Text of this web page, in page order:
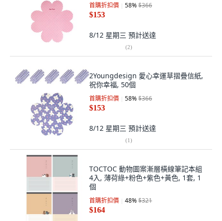
首購折扣價 58%$366
$153
8/12 星期三 預計送達
(2)
2Youngdesign 愛心幸運草摺疊信紙,
祝你幸福, 50個
首購折扣價 58%$366
$153
8/12 星期三 預計送達
(1)
TOCTOC 動物圖案漸層橫線筆記本組
4入, 薄荷綠+粉色+紫色+黃色, 1套, 1
個
首購折扣價 48%$321
$164